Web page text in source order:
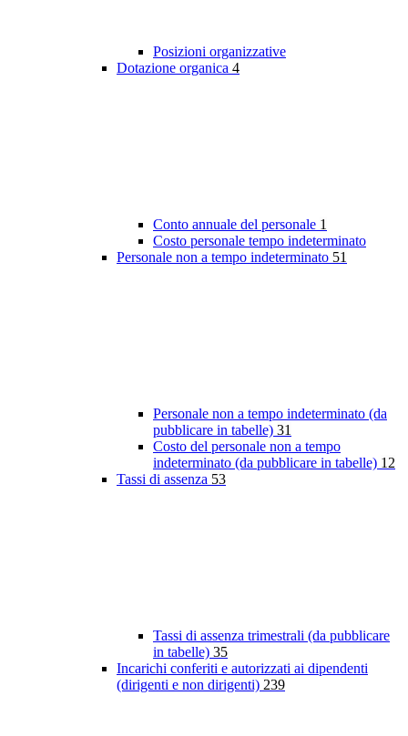
Posizioni organizzative
Dotazione organica 4
Conto annuale del personale 1
Costo personale tempo indeterminato
Personale non a tempo indeterminato 51
Personale non a tempo indeterminato (da
pubblicare in tabelle) 31
Costo del personale non a tempo
indeterminato (da pubblicare in tabelle) 12
Tassi di assenza 53
Tassi di assenza trimestrali (da pubblicare
in tabelle) 35
Incarichi conferiti e autorizzati ai dipendenti
(dirigenti e non dirigenti) 239